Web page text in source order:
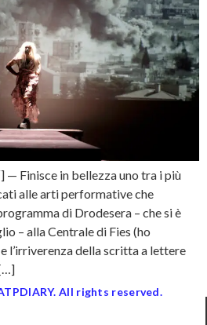
— Finisce in bellezza uno tra i più
alle arti performative che
di Drodesera – che si è
– alla Centrale di Fies (ho
l’irriverenza della scritta a lettere
All rights reserved.